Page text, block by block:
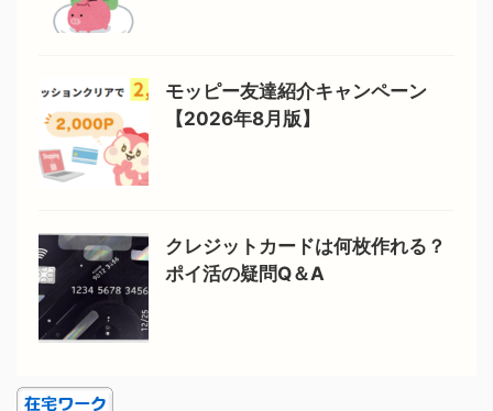
モッピー友達紹介キャンペーン
【2026年8月版】
クレジットカードは何枚作れる？
ポイ活の疑問Q＆A